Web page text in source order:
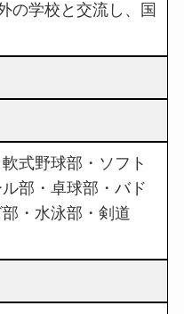
の学校と交流し、国
式野球部・ソフト
部・卓球部・バド
・水泳部・剣道